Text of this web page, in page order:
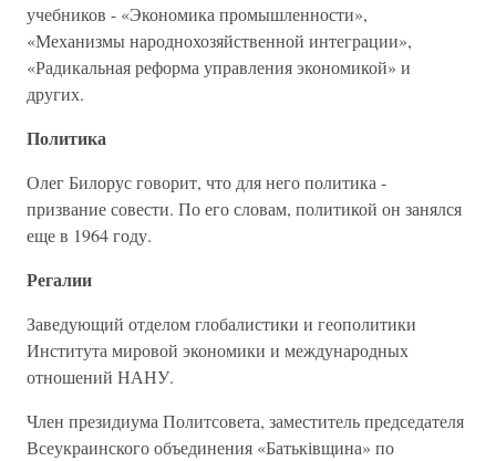
учебников - «Экономика промышленности»,
«Механизмы народнохозяйственной интеграции»,
«Радикальная реформа управления экономикой» и
других.
Политика
Олег Билорус говорит, что для него политика -
призвание совести. По его словам, политикой он занялся
еще в 1964 году.
Регалии
Заведующий отделом глобалистики и геополитики
Института мировой экономики и международных
отношений НАНУ.
Член президиума Политсовета, заместитель председателя
Всеукраинского объединения «Батьківщина» по